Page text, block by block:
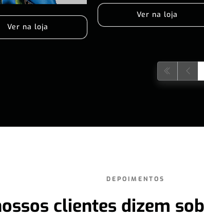
Ver na loja
Ver na loja
DEPOIMENTOS
clientes dizem